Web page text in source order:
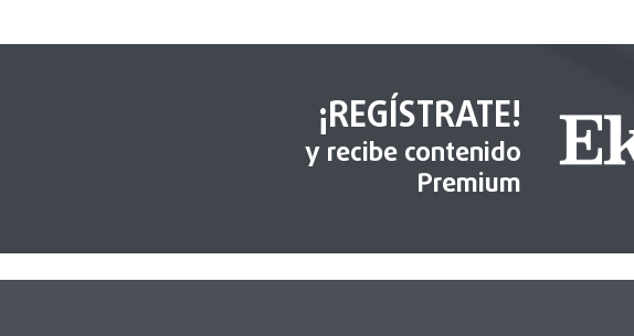
¡REGÍSTRATE!
y recibe contenido
Premium